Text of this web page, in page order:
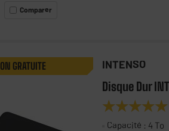
Comparer
GRATUITE INTENSO
Disque Dur
★★★★★
★★★★★
Capacité : 4 To